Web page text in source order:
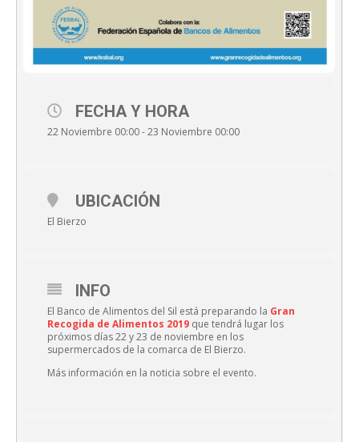
FECHA Y HORA
22 Noviembre 00:00 - 23 Noviembre 00:00
UBICACIÓN
El Bierzo
INFO
El Banco de Alimentos del Sil está preparando la Gran
Recogida de Alimentos 2019 que tendrá lugar los
próximos días 22 y 23 de noviembre en los
supermercados de la comarca de El Bierzo.
Más información en la noticia sobre el evento.